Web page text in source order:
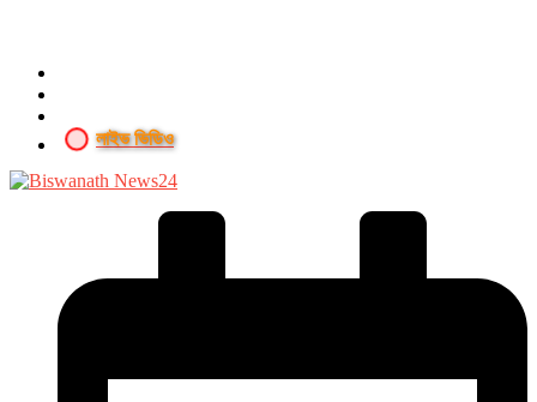
লাইভ ভিডিও